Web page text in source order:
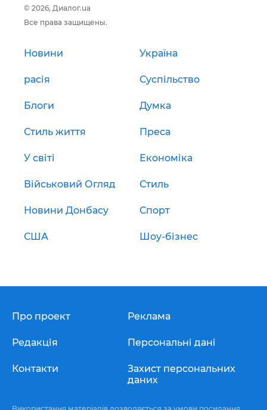
© 2026, Диалог.ua
Все права защищены.
Новини Україна
расія Суспільство
Блоги Думка
Стиль життя Преса
У світі Економіка
Військовий Огляд Стиль
Новини Донбасу Спорт
США Шоу-бізнес
Про проект
Редакція
Контакти
Реклама
Персональні дані
Захист персональних
даних
Використання матеріалів дозволяється за умови посилання